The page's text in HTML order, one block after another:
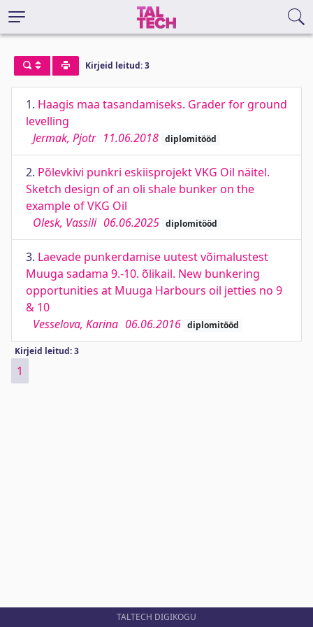
Kirjeid leitud: 3
1. Haagis maa tasandamiseks. Grader for ground
levelling
Jermak, Pjotr 11.06.2018 diplomitööd
2. Põlevkivi punkri eskiisprojekt VKG Oil näitel.
Sketch design of an oli shale bunker on the
example of VKG Oil
Olesk, Vassili 06.06.2025 diplomitööd
3. Laevade punkerdamise uutest võimalustest
Muuga sadama 9.-10. õlikail. New bunkering
opportunities at Muuga Harbours oil jetties no 9
& 10
Vesselova, Karina 06.06.2016 diplomitööd
Kirjeid leitud: 3
1
TALTECH DIGIKOGU